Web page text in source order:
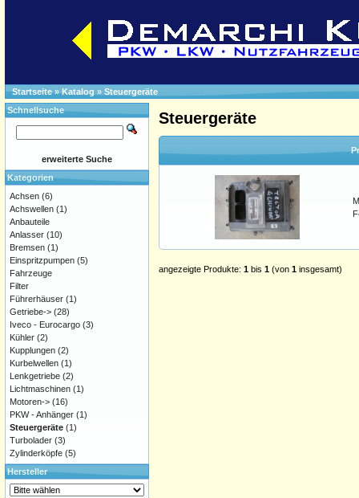
Startseite»Katalog » Steuergeräte
Steuergeräte
angezeigte Produkte: 1 bis 1 (von 1 insgesamt)
Schnellsuche
erweiterte Suche
Kategorien
Achsen (6)
Achswellen (1)
Anbauteile
Anlasser (10)
Bremsen (1)
Einspritzpumpen (5)
Fahrzeuge
Filter
Führerhäuser (1)
Getriebe-> (28)
Iveco - Eurocargo (3)
Kühler (2)
Kupplungen (2)
Kurbelwellen (1)
Lenkgetriebe (2)
Lichtmaschinen (1)
Motoren-> (16)
PKW - Anhänger (1)
Steuergeräte (1)
Turbolader (3)
Zylinderköpfe (5)
Hersteller